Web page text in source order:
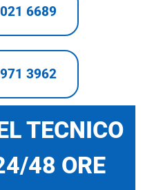
6689
3962
TECNICO
48 ORE